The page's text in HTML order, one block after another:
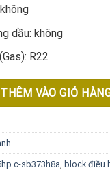
dầu: không
R22
Hàng Có Sẵn Giá Rẻ
THÊM VÀO GIỎ
c-sb373h8a, block điều